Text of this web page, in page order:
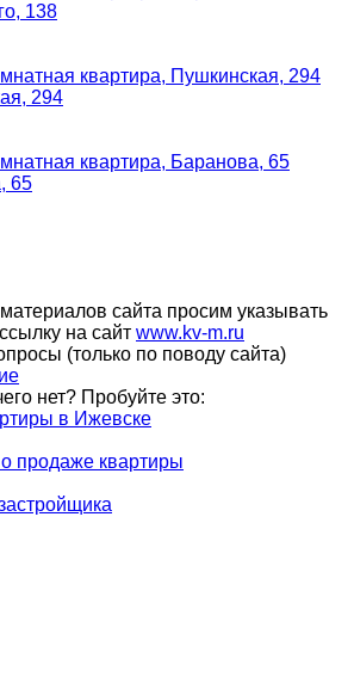
138
294
65
сайта просим указывать
на сайт www.kv-m.ru
(только по поводу сайта)
нет? Пробуйте это:
в Ижевске
продаже квартиры